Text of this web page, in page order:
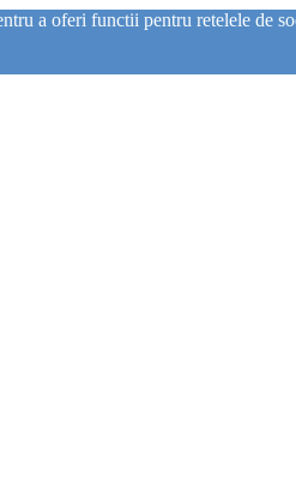
a oferi functii pentru retelele de